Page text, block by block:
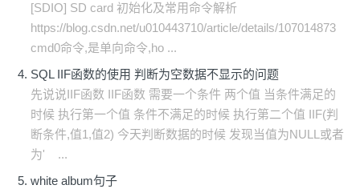
[SDIO] SD card 初始化及常用命令解析
https://blog.csdn.net/u010443710/article/details/107014873
cmd0命令,是单向命令,ho ...
SQL IIF函数的使用 判断为空数据不显示的问题
先说说IIF函数 IIF函数 需要一个条件 两个值 当条件满足的
时候 执行第一个值 条件不满足的时候 执行第二个值 IIF(判
断条件,值1,值2) 今天判断数据的时候 发现当值为NULL或者
为' ...
white album句子